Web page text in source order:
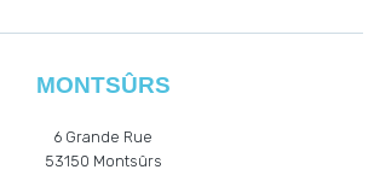
MONTSÛRS
6 Grande Rue
53150 Montsûrs